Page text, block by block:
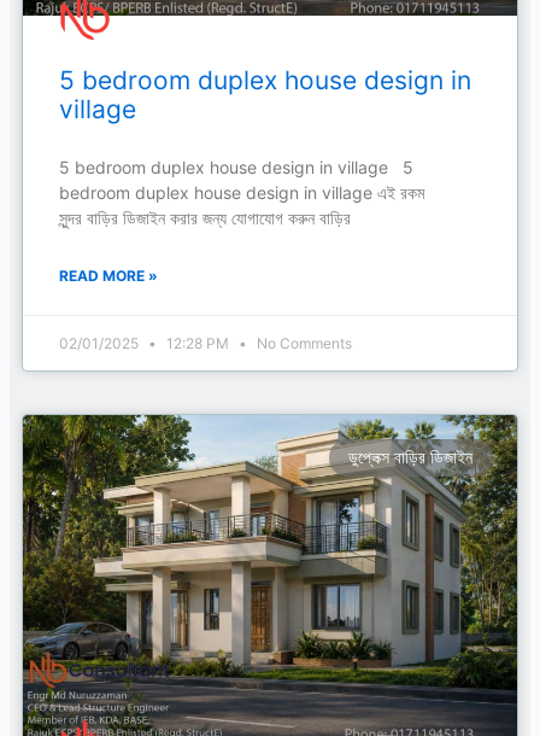
5 bedroom duplex house design in
village
5 bedroom duplex house design in village 5
bedroom duplex house design in village এই রকম
সুন্দর বাড়ির ডিজাইন করার জন্য যোগাযোগ করুন বাড়ির
READ MORE »
02/01/2025 12:28 PM No Comments
ডুপ্লেক্স বাড়ির ডিজাইন